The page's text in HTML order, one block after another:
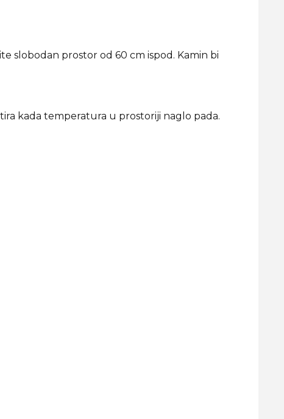
slobodan prostor od 60 cm ispod. Kamin bi
kada temperatura u prostoriji naglo pada.